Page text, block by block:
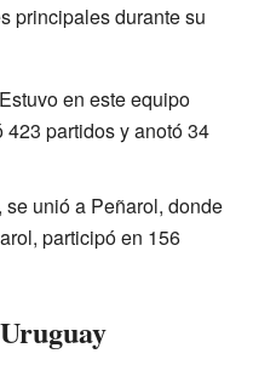
principales durante su
en este equipo
partidos y anotó 34
unió a Peñarol, donde
participó en 156